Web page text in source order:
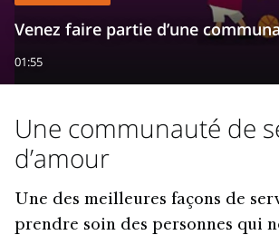
Venez faire partie d’une
01:55
Une communauté de
d’amour
Une des meilleures façons de
prendre soin des personnes qui